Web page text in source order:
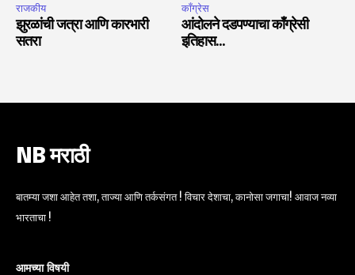
राजकीय
झुरळांची जत्रा आणि कारभारी
सतरा
काँग्रेस
आंदोलने दडपण्याचा काँग्रेसी
इतिहास…
NB मराठी
बातम्या जशा आहेत तशा, ताज्या आणि तर्कसंगत ! विचार देशाचा, कानोसा जगाचा! आवाज नव्या
भारताचा !
आमच्या विषयी